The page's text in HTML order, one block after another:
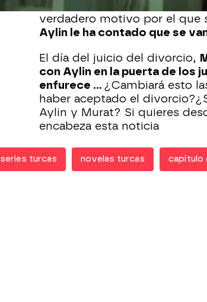
que aún sigue en la ciudad.
verdadero motivo por el que
Aylin le ha contado que se
El día del juicio del divorcio,
con Aylin en la puerta de los
enfurece ... ¿Cambiará esto
haber aceptado el
Aylin y Murat? Si quieres
encabeza esta noticia
series turcas novelas turcas capítulo